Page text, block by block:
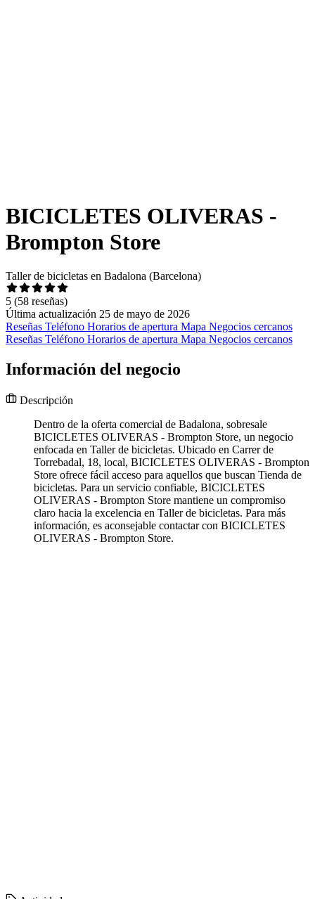
BICICLETES OLIVERAS -
Brompton Store
Taller de bicicletas en Badalona (Barcelona)
5 (58 reseñas)
Última actualización 25 de mayo de 2026
Reseñas Teléfono Horarios de apertura Mapa Negocios cercanos
Reseñas Teléfono Horarios de apertura Mapa Negocios cercanos
Información del negocio
Descripción
Dentro de la oferta comercial de Badalona, sobresale
BICICLETES OLIVERAS - Brompton Store, un negocio
enfocada en Taller de bicicletas. Ubicado en Carrer de
Torrebadal, 18, local, BICICLETES OLIVERAS - Brompton
Store ofrece fácil acceso para aquellos que buscan Tienda de
bicicletas. Para un servicio confiable, BICICLETES
OLIVERAS - Brompton Store mantiene un compromiso
claro hacia la excelencia en Taller de bicicletas. Para más
información, es aconsejable contactar con BICICLETES
OLIVERAS - Brompton Store.